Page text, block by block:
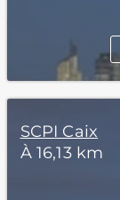
SCPI Caix
À 16,13 km